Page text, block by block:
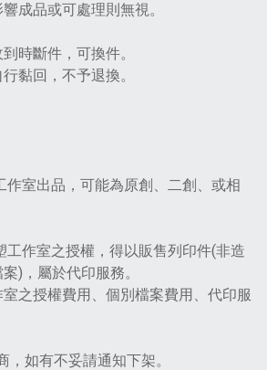
成品或可處理則無視。
時斷件，可換件。
黏回，不予退換。
作室出品，可能為原創、二創、或相
工作室之授權，得以販售列印件(非造
)，屬於代印服務。
之授權費用、個別檔案費用、代印服
如有不妥請通知下架。